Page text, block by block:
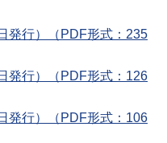
発行）（PDF形式：235
発行）（PDF形式：126
発行）（PDF形式：106